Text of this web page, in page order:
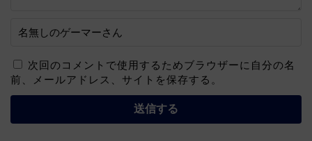
次回のコメントで使用するためブラウザーに自分の名
前、メールアドレス、サイトを保存する。